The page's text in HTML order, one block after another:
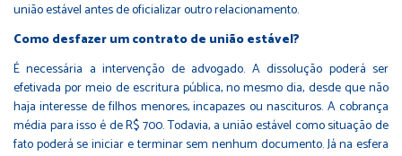
união estável antes de oficializar outro relacionamento.
Como desfazer um contrato de união estável?
É necessária a intervenção de advogado. A dissolução poderá ser
efetivada por meio de escritura pública, no mesmo dia, desde que não
haja interesse de filhos menores, incapazes ou nascituros. A cobrança
média para isso é de R$ 700. Todavia, a união estável como situação de
fato poderá se iniciar e terminar sem nenhum documento. Já na esfera